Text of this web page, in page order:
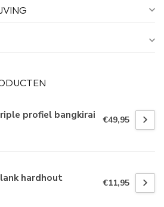
profiel bangkirai €49,95
hardhout €11,95